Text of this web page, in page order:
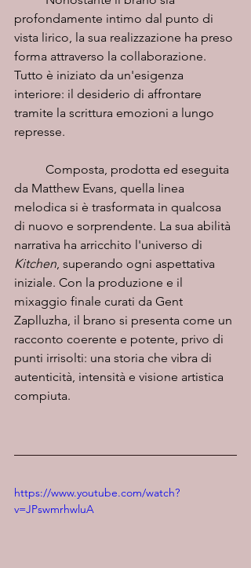
profondamente intimo dal punto di
vista lirico, la sua realizzazione ha preso
forma attraverso la collaborazione.
Tutto è iniziato da un'esigenza
interiore: il desiderio di affrontare
tramite la scrittura emozioni a lungo
represse.
da Matthew Evans, quella linea
melodica si è trasformata in qualcosa
di nuovo e sorprendente. La sua abilità
narrativa ha arricchito l'universo di
Kitchen, superando ogni aspettativa
iniziale. Con la produzione e il
mixaggio finale curati da Gent
Zaplluzha, il brano si presenta come un
racconto coerente e potente, privo di
punti irrisolti: una storia che vibra di
autenticità, intensità e visione artistica
compiuta.
https://www.youtube.com/watch?
v=JPswmrhwluA